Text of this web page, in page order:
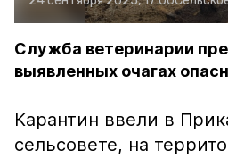
Служба ветеринарии
выявленных очагах
Карантин ввели в
сельсовете, на